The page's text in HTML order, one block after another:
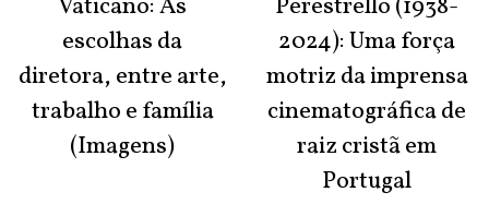
Vaticano: As
escolhas da
diretora, entre arte,
trabalho e família
(Imagens)
Perestrello (1938-
2024): Uma força
motriz da imprensa
cinematográfica de
raiz cristã em
Portugal